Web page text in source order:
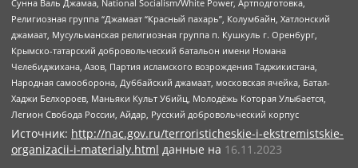
Сунна Валь Джамаа, National Socialism/White Power, Артподготовка,
Религиозная группа “Джамаат “Красный пахарь”, Колумбайн, Хатлонский
джамаат, Мусульманская религиозная группа п. Кушкуль г. Оренбург,
Крымско-татарский добровольческий батальон имени Номана
Челебиджихана, Азов, Партия исламского возрождения Таджикистана,
Народная самооборона, Дуббайский джамаат, московская ячейка, Батал-
Хаджи Белхороев, Маньяки Культ Убийц, Молодёжь Которая Улыбается,
Легион Свобода России, Айдар, Русский добровольческий корпус
Источник: http://nac.gov.ru/terroristicheskie-i-ekstremistskie-
organizacii-i-materialy.html данные на 16.11.2023